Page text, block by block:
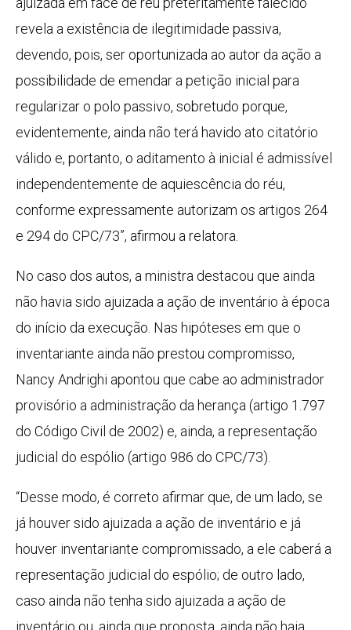
revela a existência de ilegitimidade passiva,
devendo, pois, ser oportunizada ao autor da ação a
possibilidade de emendar a petição inicial para
regularizar o polo passivo, sobretudo porque,
evidentemente, ainda não terá havido ato citatório
válido e, portanto, o aditamento à inicial é admissível
independentemente de aquiescência do réu,
conforme expressamente autorizam os artigos 264
e 294 do CPC/73”, afirmou a relatora.
No caso dos autos, a ministra destacou que ainda
não havia sido ajuizada a ação de inventário à época
do início da execução. Nas hipóteses em que o
inventariante ainda não prestou compromisso,
Nancy Andrighi apontou que cabe ao administrador
provisório a administração da herança (artigo 1.797
do Código Civil de 2002) e, ainda, a representação
judicial do espólio (artigo 986 do CPC/73).
“Desse modo, é correto afirmar que, de um lado, se
já houver sido ajuizada a ação de inventário e já
houver inventariante compromissado, a ele caberá a
representação judicial do espólio; de outro lado,
caso ainda não tenha sido ajuizada a ação de
inventário ou, ainda que proposta, ainda não haja